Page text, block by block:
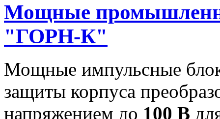
Мощные
"ГОРН-К"
Мощные импульсные
защиты корпуса
напряжением до 100 В